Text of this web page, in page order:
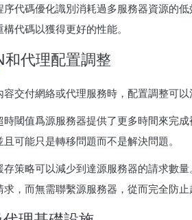
序代碼優化識別消耗過多服務器資源的
構代碼以獲得更好的性能。
和代理配置調整
容交付網絡或代理服務時，配置調整可
時閾值爲源服務器提供了更多時間來完
且可能只是轉移問題而不是解決問題。
存策略可以減少到達源服務器的請求數
求，而無需聯繫源服務器，從而完全防